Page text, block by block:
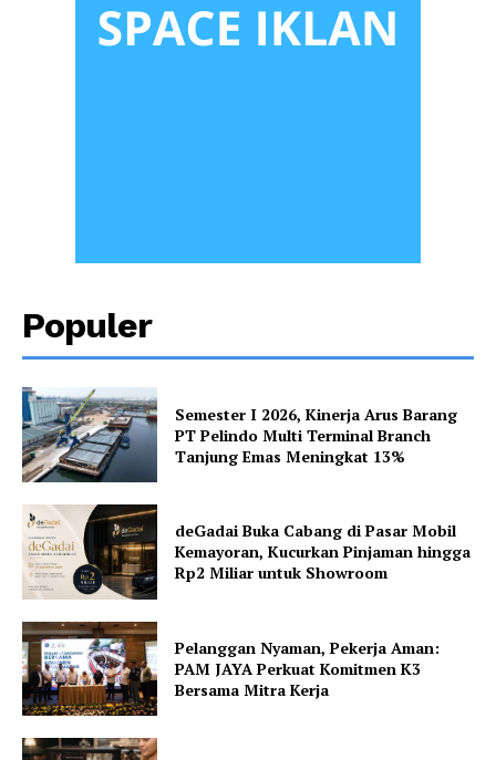
Populer
Semester I 2026, Kinerja Arus Barang
PT Pelindo Multi Terminal Branch
Tanjung Emas Meningkat 13%
deGadai Buka Cabang di Pasar Mobil
Kemayoran, Kucurkan Pinjaman hingga
Rp2 Miliar untuk Showroom
Pelanggan Nyaman, Pekerja Aman:
PAM JAYA Perkuat Komitmen K3
Bersama Mitra Kerja